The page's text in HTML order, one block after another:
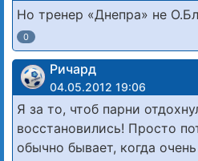
Но тренер «Днепра» не
0
Ричард
04.05.2012 19:06
Я за то, чтоб парни
восстановились! Просто
обычно бывает, когда